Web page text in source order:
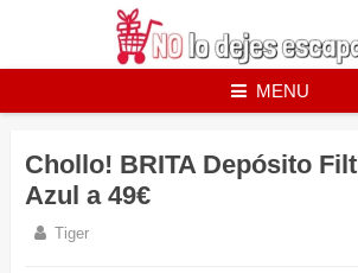
MENU
Chollo! BRITA Depósito
Azul a 49€
Tiger